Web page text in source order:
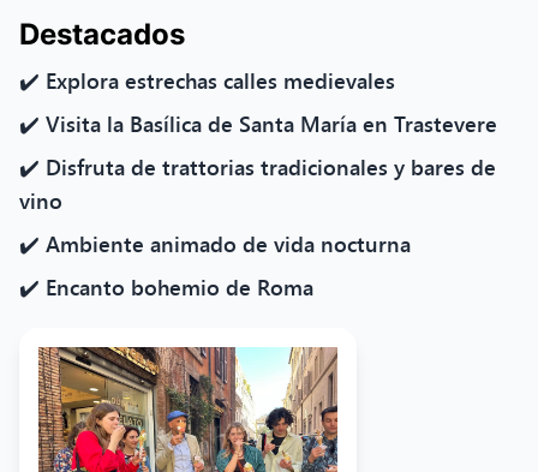
Destacados
✔️ Explora estrechas calles medievales
✔️ Visita la Basílica de Santa María en Trastevere
✔️ Disfruta de trattorias tradicionales y bares de
vino
✔️ Ambiente animado de vida nocturna
✔️ Encanto bohemio de Roma